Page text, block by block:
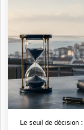
Le seuil de décision